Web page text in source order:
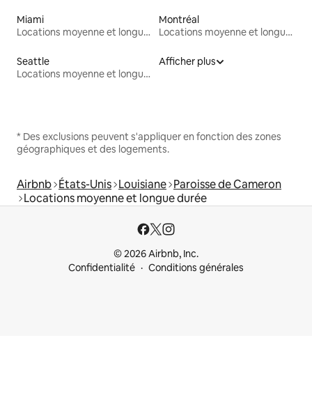
Miami
Locations moyenne et longue durée
Montréal
Locations moyenne et longue durée
Seattle
Locations moyenne et longue durée
Afficher plus
* Des exclusions peuvent s'appliquer en fonction des zones
géographiques et des logements.
Airbnb États-Unis Louisiane Paroisse de Cameron
Locations moyenne et longue durée
© 2026 Airbnb, Inc.
Confidentialité
Conditions générales